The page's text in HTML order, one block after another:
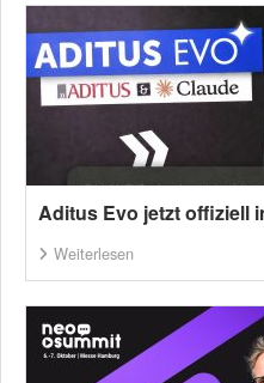
Aditus Evo jetzt offiziell
Weiterlesen